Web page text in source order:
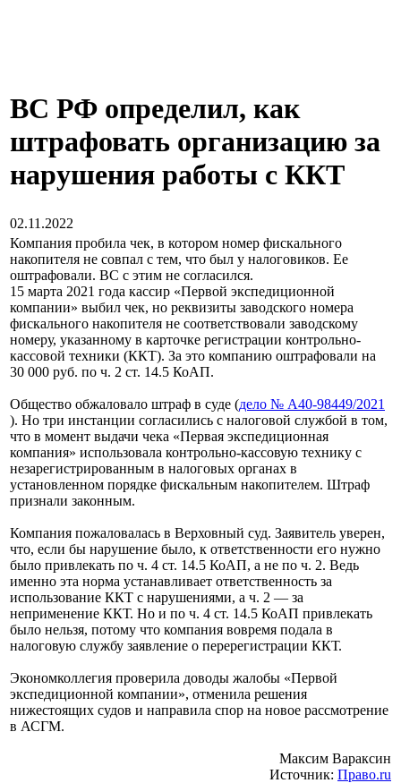
ВС РФ определил, как
штрафовать организацию за
нарушения работы с ККТ
02.11.2022
Компания пробила чек, в котором номер фискального
накопителя не совпал с тем, что был у налоговиков. Ее
оштрафовали. ВС с этим не согласился.
15 марта 2021 года кассир «Первой экспедиционной
компании» выбил чек, но реквизиты заводского номера
фискального накопителя не соответствовали заводскому
номеру, указанному в карточке регистрации контрольно-
кассовой техники (ККТ). За это компанию оштрафовали на
30 000 руб. по ч. 2 ст. 14.5 КоАП.
Общество обжаловало штраф в суде (дело № А40-98449/2021
). Но три инстанции согласились с налоговой службой в том,
что в момент выдачи чека «Первая экспедиционная
компания» использовала контрольно-кассовую технику с
незарегистрированным в налоговых органах в
установленном порядке фискальным накопителем. Штраф
признали законным.
Компания пожаловалась в Верховный суд. Заявитель уверен,
что, если бы нарушение было, к ответственности его нужно
было привлекать по ч. 4 ст. 14.5 КоАП, а не по ч. 2. Ведь
именно эта норма устанавливает ответственность за
использование ККТ с нарушениями, а ч. 2 — за
неприменение ККТ. Но и по ч. 4 ст. 14.5 КоАП привлекать
было нельзя, потому что компания вовремя подала в
налоговую службу заявление о перерегистрации ККТ.
Экономколлегия проверила доводы жалобы «Первой
экспедиционной компании», отменила решения
нижестоящих судов и направила спор на новое рассмотрение
в АСГМ.
Максим Вараксин
Источник: Право.ru